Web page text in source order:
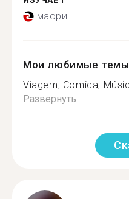
маори
Мои любимые темы
Viagem, Comida,
Развернуть